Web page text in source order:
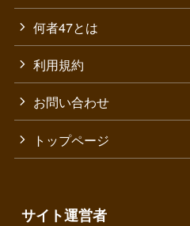
何者47とは
利用規約
お問い合わせ
トップページ
サイト運営者